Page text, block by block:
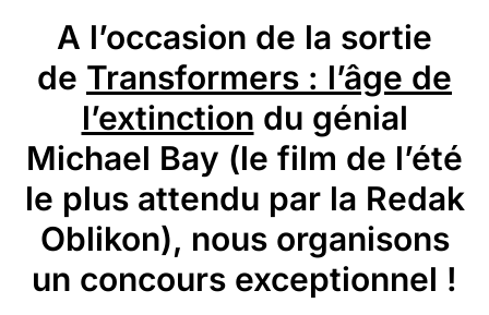
A l’occasion de la sortie
de Transformers : l’âge de
l’extinction du génial
Michael Bay (le film de l’été
le plus attendu par la Redak
Oblikon), nous organisons
un concours exceptionnel !